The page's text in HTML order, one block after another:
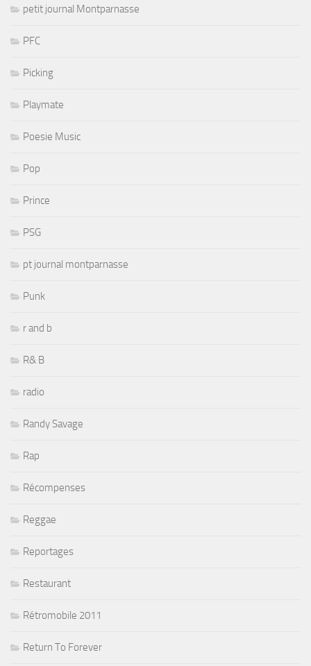
petit journal Montparnasse
PFC
Picking
Playmate
Poesie Music
Pop
Prince
PSG
pt journal montparnasse
Punk
r and b
R& B
radio
Randy Savage
Rap
Récompenses
Reggae
Reportages
Restaurant
Rétromobile 2011
Return To Forever